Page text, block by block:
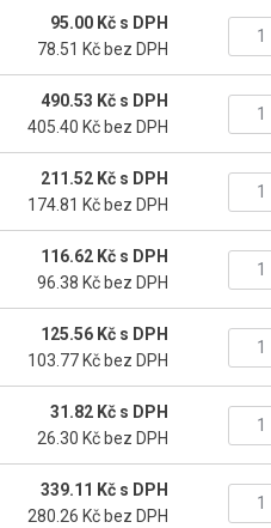
95.00 Kč s DPH
78.51 Kč bez DPH
490.53 Kč s DPH
405.40 Kč bez DPH
211.52 Kč s DPH
174.81 Kč bez DPH
116.62 Kč s DPH
96.38 Kč bez DPH
125.56 Kč s DPH
103.77 Kč bez DPH
31.82 Kč s DPH
26.30 Kč bez DPH
339.11 Kč s DPH
280.26 Kč bez DPH